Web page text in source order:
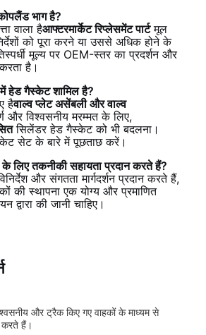
भाग है?
वाला हैआफ्टरमार्केट रिप्लेसमेंट पार्टमूल
को पूरा करने या उससे अधिक होने के
मूल्य पर OEM-स्तर का प्रदर्शन और
है।
हेड गैस्केट शामिल है?
हैवाल्व प्लेट असेंबली और वाल्व
विश्वसनीय मरम्मत के लिए,
सिलेंडर हेड गैस्केट को भी बदलना।
सेट के बारे में पूछताछ करें।
लिए तकनीकी सहायता प्रदान करते हैं?
और संगतता मार्गदर्शन प्रदान करते हैं,
की स्थापना एक योग्य और प्रमाणित
द्वारा की जानी चाहिए।
और ट्रैक किए गए वाहकों के माध्यम से
करते हैं।